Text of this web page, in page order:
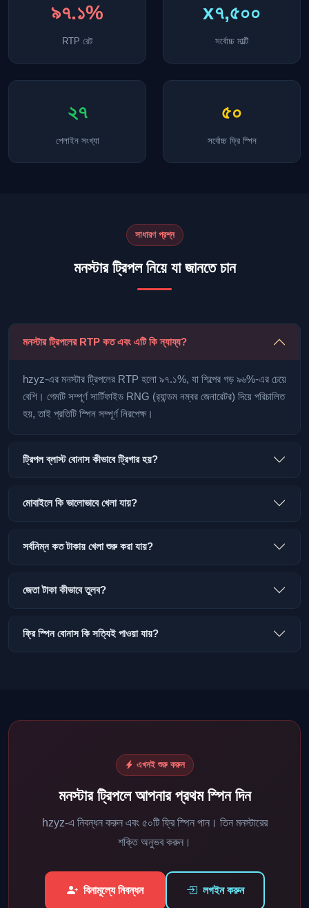
৯৭.১%
RTP রেট
x৭,৫০০
সর্বোচ্চ মাল্টি
২৭
পেলাইন সংখ্যা
৫০
সর্বোচ্চ ফ্রি স্পিন
সাধারণ প্রশ্ন
মনস্টার ট্রিপল নিয়ে যা জানতে চান
মনস্টার ট্রিপলের RTP কত এবং এটি কি ন্যায্য?
hzyz-এর মনস্টার ট্রিপলের RTP হলো ৯৭.১%, যা শিল্পের গড় ৯৬%-এর চেয়ে
বেশি। গেমটি সম্পূর্ণ সার্টিফাইড RNG (র‍্যান্ডম নম্বর জেনারেটর) দিয়ে পরিচালিত
হয়, তাই প্রতিটি স্পিন সম্পূর্ণ নিরপেক্ষ।
ট্রিপল ব্লাস্ট বোনাস কীভাবে ট্রিগার হয়?
মোবাইলে কি ভালোভাবে খেলা যায়?
সর্বনিম্ন কত টাকায় খেলা শুরু করা যায়?
জেতা টাকা কীভাবে তুলব?
ফ্রি স্পিন বোনাস কি সত্যিই পাওয়া যায়?
এখনই শুরু করুন
মনস্টার ট্রিপলে আপনার প্রথম স্পিন দিন
hzyz-এ নিবন্ধন করুন এবং ৫০টি ফ্রি স্পিন পান। তিন মনস্টারের
শক্তি অনুভব করুন।
বিনামূল্যে নিবন্ধন লগইন করুন